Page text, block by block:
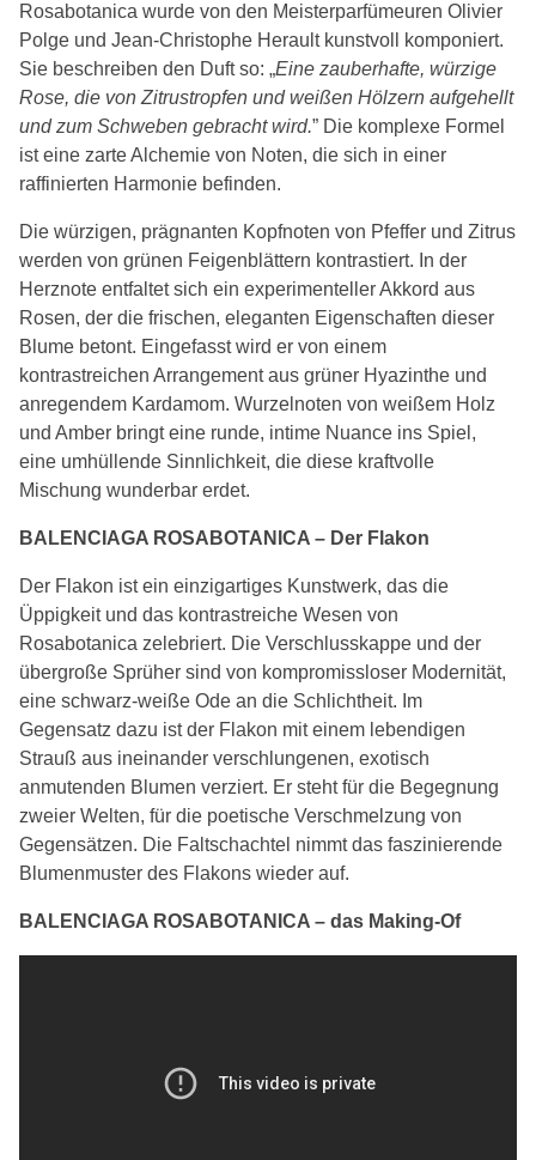
Rosabotanica wurde von den Meisterparfümeuren Olivier
Polge und Jean-Christophe Herault kunstvoll komponiert.
Sie beschreiben den Duft so: „Eine zauberhafte, würzige
Rose, die von Zitrustropfen und weißen Hölzern aufgehellt
und zum Schweben gebracht wird.” Die komplexe Formel
ist eine zarte Alchemie von Noten, die sich in einer
raffinierten Harmonie befinden.
Die würzigen, prägnanten Kopfnoten von Pfeffer und Zitrus
werden von grünen Feigenblättern kontrastiert. In der
Herznote entfaltet sich ein experimenteller Akkord aus
Rosen, der die frischen, eleganten Eigenschaften dieser
Blume betont. Eingefasst wird er von einem
kontrastreichen Arrangement aus grüner Hyazinthe und
anregendem Kardamom. Wurzelnoten von weißem Holz
und Amber bringt eine runde, intime Nuance ins Spiel,
eine umhüllende Sinnlichkeit, die diese kraftvolle
Mischung wunderbar erdet.
BALENCIAGA ROSABOTANICA – Der Flakon
Der Flakon ist ein einzigartiges Kunstwerk, das die
Üppigkeit und das kontrastreiche Wesen von
Rosabotanica zelebriert. Die Verschlusskappe und der
übergroße Sprüher sind von kompromissloser Modernität,
eine schwarz-weiße Ode an die Schlichtheit. Im
Gegensatz dazu ist der Flakon mit einem lebendigen
Strauß aus ineinander verschlungenen, exotisch
anmutenden Blumen verziert. Er steht für die Begegnung
zweier Welten, für die poetische Verschmelzung von
Gegensätzen. Die Faltschachtel nimmt das faszinierende
Blumenmuster des Flakons wieder auf.
BALENCIAGA ROSABOTANICA – das Making-Of